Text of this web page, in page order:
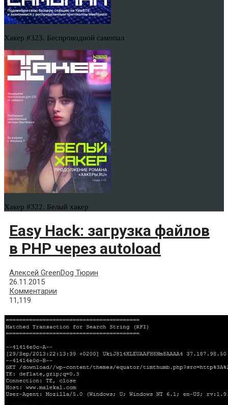
Хакер #323. Беспроводной самопал
Хакер #322. Белый хакер
Easy Hack: загрузка файлов
в PHP через autoload
Алексей GreenDog Тюрин
26.11.2015
Комментарии
11,119